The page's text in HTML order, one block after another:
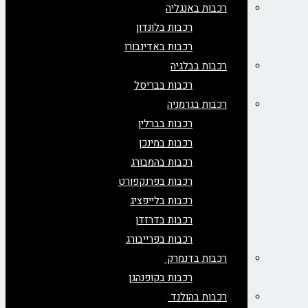
רכבות באנגליה
רכבות בלונדון
רכבות באדינבורו
רכבות בבלגיה
רכבות בבריסל
רכבות בגרמניה
רכבות בברלין
רכבות במינכן
רכבות בהמבורג
רכבות בפרנקפורט
רכבות בלייפציג
רכבות בדרזדן
רכבות בפרייבורג
רכבות בדנמרק
רכבות בקופנהגן
רכבות בהולנד